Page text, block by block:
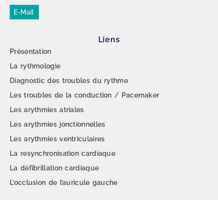
E-Mail
Liens
Présentation
La rythmologie
Diagnostic des troubles du rythme
Les troubles de la conduction / Pacemaker
Les arythmies atriales
Les arythmies jonctionnelles
Les arythmies ventriculaires
La resynchronisation cardiaque
La défibrillation cardiaque
L’occlusion de l’auricule gauche